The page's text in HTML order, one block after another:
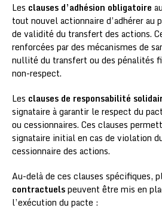
Les clauses d’adhésion obligatoire
tout nouvel actionnaire d’adhérer au
de validité du transfert des actions.
renforcées par des mécanismes de
nullité du transfert ou des pénalités
non-respect.
Les clauses de responsabilité
signataire à garantir le respect du
ou cessionnaires. Ces clauses
signataire initial en cas de violation
cessionnaire des actions.
Au-delà de ces clauses spécifiques,
contractuelspeuvent être mis en
l’exécution du pacte :